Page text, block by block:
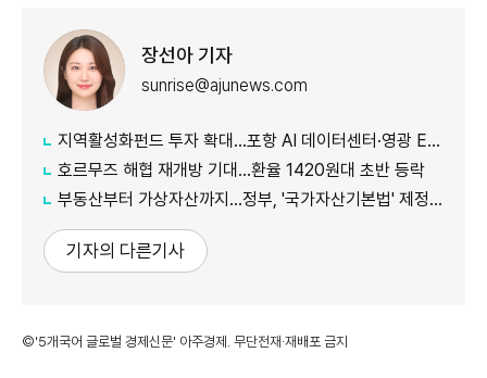
장선아 기자
sunrise@ajunews.com
지역활성화펀드 투자 확대…포항 AI 데이터센터·영광 ESS 선정
호르무즈 해협 재개방 기대…환율 1420원대 초반 등락
부동산부터 가상자산까지…정부, '국가자산기본법' 제정 추진
기자의 다른기사
©'5개국어 글로벌 경제신문' 아주경제. 무단전재·재배포 금지